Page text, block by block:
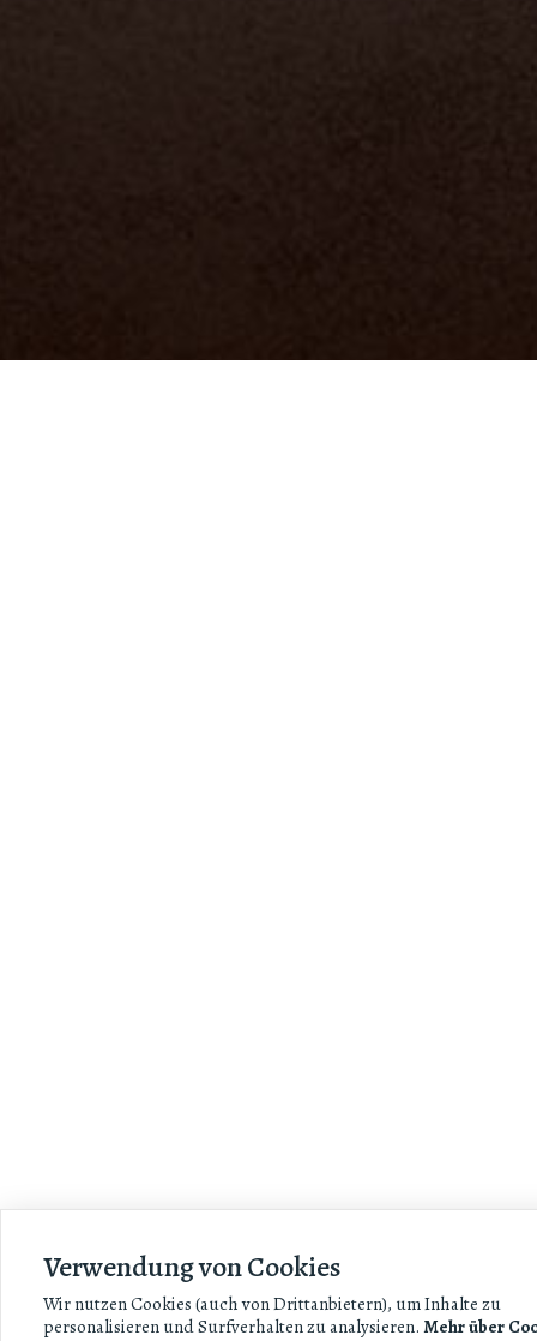
Verwendung von Cookies
Wir nutzen Cookies (auch von Drittanbietern), um Inhalte zu
personalisieren und Surfverhalten zu analysieren. Mehr über